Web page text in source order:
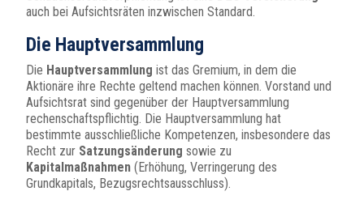
auch bei Aufsichtsräten inzwischen Standard.
Die Hauptversammlung
Die Hauptversammlung ist das Gremium, in dem die
Aktionäre ihre Rechte geltend machen können. Vorstand und
Aufsichtsrat sind gegenüber der Hauptversammlung
rechenschaftspflichtig. Die Hauptversammlung hat
bestimmte ausschließliche Kompetenzen, insbesondere das
Recht zur Satzungsänderung sowie zu
Kapitalmaßnahmen (Erhöhung, Verringerung des
Grundkapitals, Bezugsrechtsausschluss).